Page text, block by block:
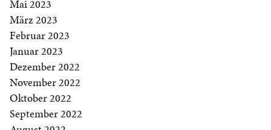
Mai 2023
März 2023
Februar 2023
Januar 2023
Dezember 2022
November 2022
Oktober 2022
September 2022